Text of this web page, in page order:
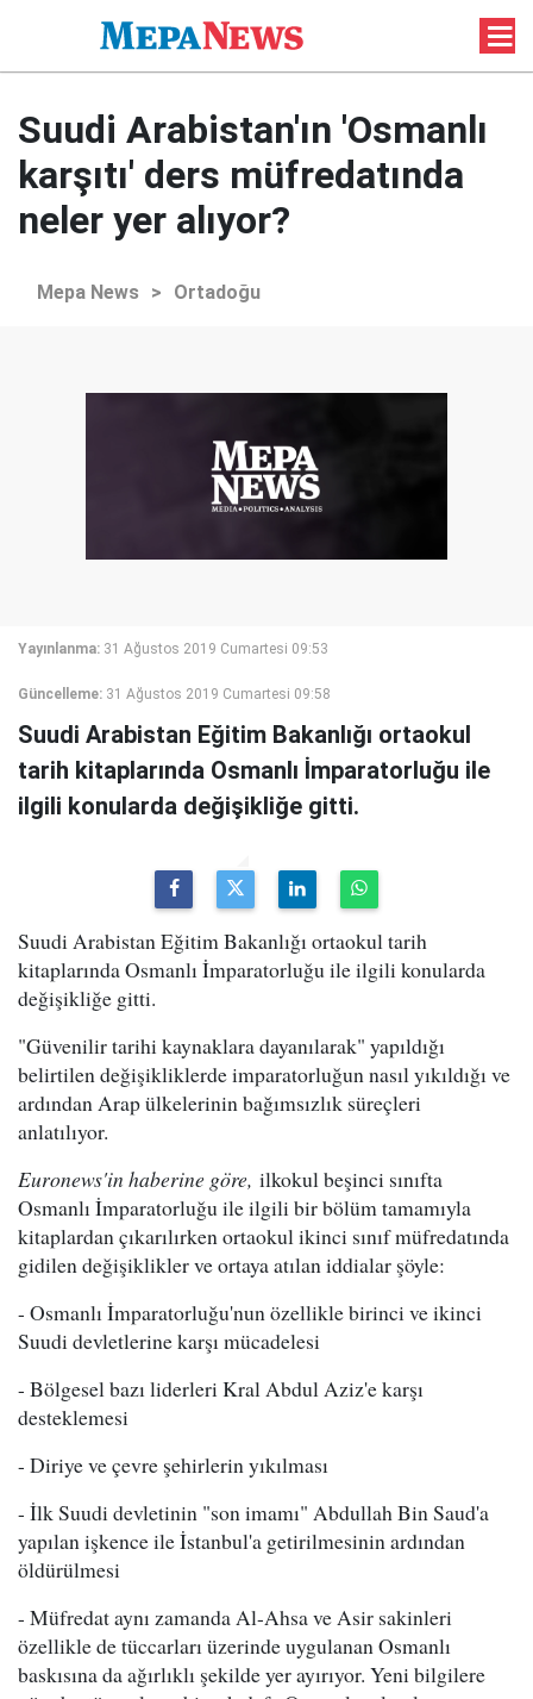
Suudi Arabistan'ın 'Osmanlı
karşıtı' ders müfredatında
neler yer alıyor?
Mepa News > Ortadoğu
Yayınlanma: 31 Ağustos 2019 Cumartesi 09:53
Güncelleme: 31 Ağustos 2019 Cumartesi 09:58
Suudi Arabistan Eğitim Bakanlığı ortaokul
tarih kitaplarında Osmanlı İmparatorluğu ile
ilgili konularda değişikliğe gitti.
Suudi Arabistan Eğitim Bakanlığı ortaokul tarih
kitaplarında Osmanlı İmparatorluğu ile ilgili konularda
değişikliğe gitti.
"Güvenilir tarihi kaynaklara dayanılarak" yapıldığı
belirtilen değişikliklerde imparatorluğun nasıl yıkıldığı ve
ardından Arap ülkelerinin bağımsızlık süreçleri
anlatılıyor.
Euronews'in haberine göre, ilkokul beşinci sınıfta
Osmanlı İmparatorluğu ile ilgili bir bölüm tamamıyla
kitaplardan çıkarılırken ortaokul ikinci sınıf müfredatında
gidilen değişiklikler ve ortaya atılan iddialar şöyle:
- Osmanlı İmparatorluğu'nun özellikle birinci ve ikinci
Suudi devletlerine karşı mücadelesi
- Bölgesel bazı liderleri Kral Abdul Aziz'e karşı
desteklemesi
- Diriye ve çevre şehirlerin yıkılması
- İlk Suudi devletinin "son imamı" Abdullah Bin Saud'a
yapılan işkence ile İstanbul'a getirilmesinin ardından
öldürülmesi
- Müfredat aynı zamanda Al-Ahsa ve Asir sakinleri
özellikle de tüccarları üzerinde uygulanan Osmanlı
baskısına da ağırlıklı şekilde yer ayırıyor. Yeni bilgilere